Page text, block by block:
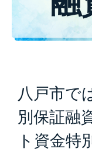
八戸市で
別保証融
ト資金特